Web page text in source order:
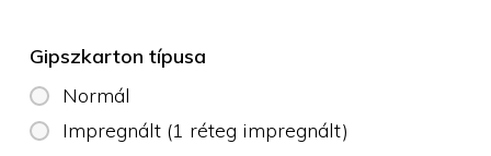
Gipszkarton típusa
Normál
Impregnált (1 réteg impregnált)